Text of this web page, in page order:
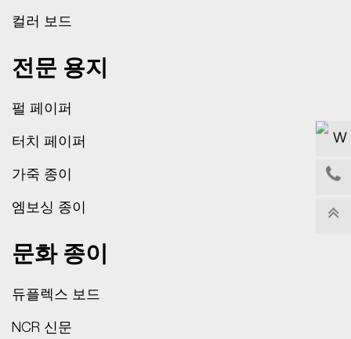
컬러 보드
전문 용지
펄 페이퍼
터치 페이퍼
가죽 종이
엠보싱 종이
문화 종이
듀플렉스 보드
NCR 신문